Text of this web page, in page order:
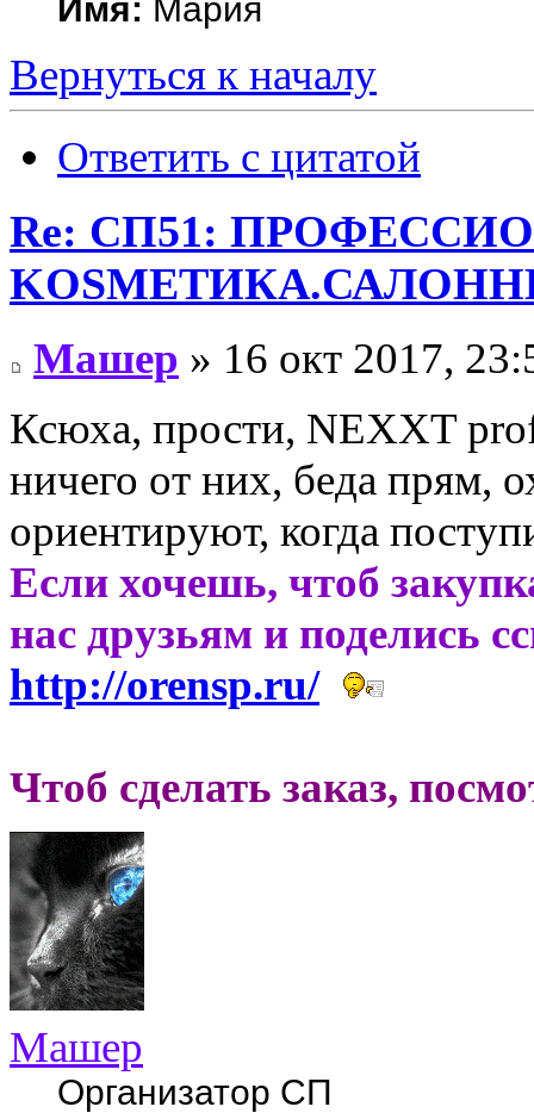
Имя: Мария
Вернуться к началу
Ответить с цитатой
Re: СП51:
Машер » 16 окт 2017,
Ксюха, прости, NEXXT
ничего от них, беда прям,
ориентируют, когда
Если хочешь, чтоб
нас друзьям и поделись
http://orensp.ru/
Чтоб сделать заказ,
Машер
Организатор СП